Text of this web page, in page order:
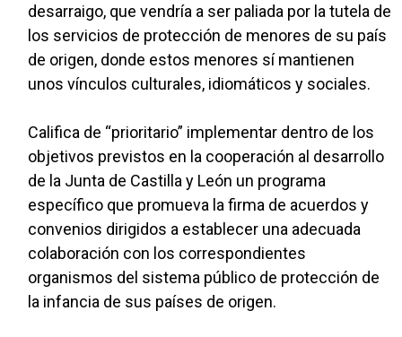
desarraigo, que vendría a ser paliada por la tutela de
los servicios de protección de menores de su país
de origen, donde estos menores sí mantienen
unos vínculos culturales, idiomáticos y sociales.
Califica de “prioritario” implementar dentro de los
objetivos previstos en la cooperación al desarrollo
de la Junta de Castilla y León un programa
específico que promueva la firma de acuerdos y
convenios dirigidos a establecer una adecuada
colaboración con los correspondientes
organismos del sistema público de protección de
la infancia de sus países de origen.